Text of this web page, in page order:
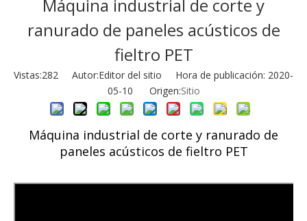
Máquina industrial de corte y
ranurado de paneles acústicos de
fieltro PET
Vistas:282 Autor:Editor del sitio Hora de publicación: 2020-
05-10 Origen:Sitio
Máquina industrial de corte y ranurado de
paneles acústicos de fieltro PET